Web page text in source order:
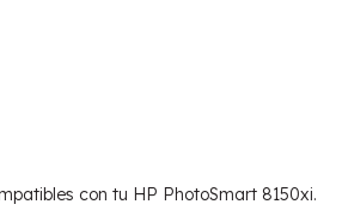
con tu HP PhotoSmart 8150xi.